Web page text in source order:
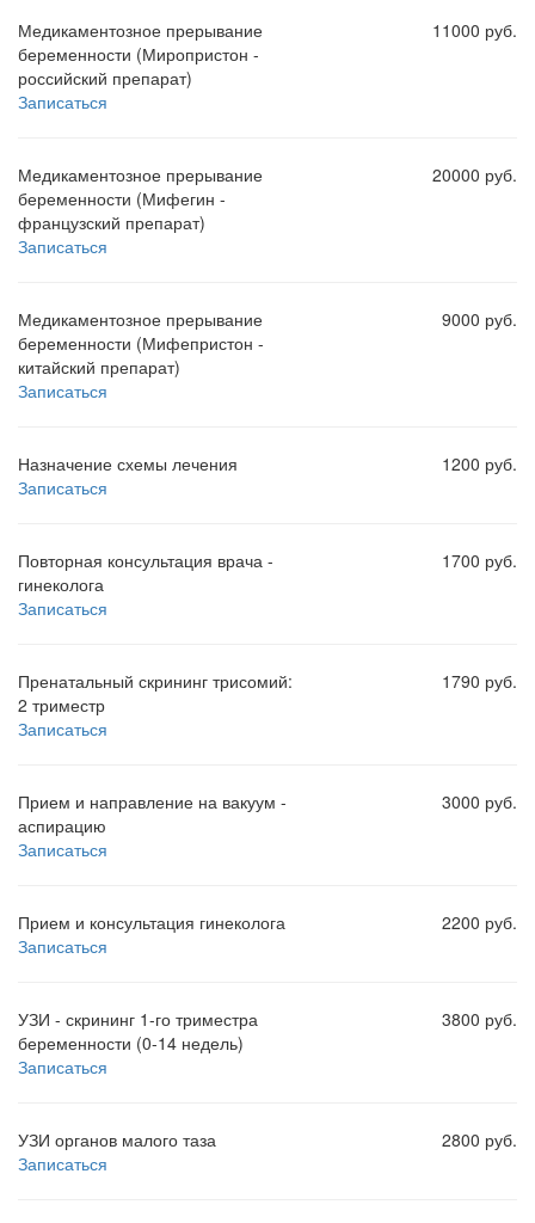
Медикаментозное прерывание
беременности (Миропристон -
российский препарат)
11000 руб.
Записаться
Медикаментозное прерывание
беременности (Мифегин -
французский препарат)
20000 руб.
Записаться
Медикаментозное прерывание
беременности (Мифепристон -
китайский препарат)
9000 руб.
Записаться
Назначение схемы лечения
1200 руб.
Записаться
Повторная консультация врача -
гинеколога
1700 руб.
Записаться
Пренатальный скрининг трисомий:
2 триместр
1790 руб.
Записаться
Прием и направление на вакуум -
аспирацию
3000 руб.
Записаться
Прием и консультация гинеколога
2200 руб.
Записаться
УЗИ - скрининг 1-го триместра
беременности (0-14 недель)
3800 руб.
Записаться
УЗИ органов малого таза
2800 руб.
Записаться